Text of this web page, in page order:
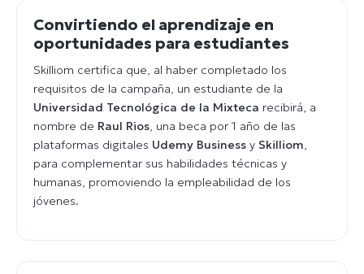
Convirtiendo el aprendizaje en
oportunidades para estudiantes
Skilliom certifica que, al haber completado los
requisitos de la campaña, un estudiante de la
Universidad Tecnológica de la Mixteca recibirá, a
nombre de Raul Rios , una beca por 1 año de las
plataformas digitales Udemy Business y Skilliom
para complementar sus habilidades técnicas y
humanas, promoviendo la empleabilidad de los
jóvenes.